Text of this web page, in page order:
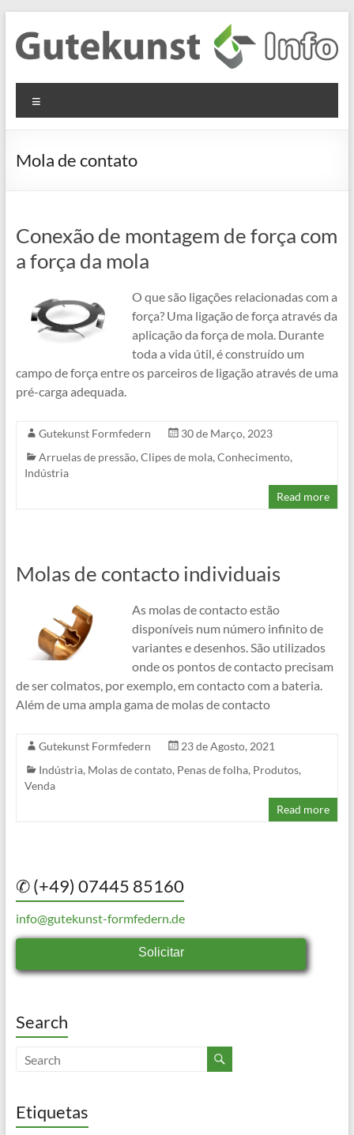
content
Gutekunst
Formfedern
GmbH
Informationen
Flachmaterial
Mola de contato
Conexão de montagem de força com
a força da mola
O que são ligações relacionadas com a
força? Uma ligação de força através da
aplicação da força de mola. Durante
toda a vida útil, é construído um
campo de força entre os parceiros de ligação através de uma
pré-carga adequada.
Gutekunst Formfedern
30 de Março, 2023
Arruelas de pressão, Clipes de mola, Conhecimento,
Indústria
Read more
Molas de contacto individuais
As molas de contacto estão
disponíveis num número infinito de
variantes e desenhos. São utilizados
onde os pontos de contacto precisam
de ser colmatos, por exemplo, em contacto com a bateria.
Além de uma ampla gama de molas de contacto
Gutekunst Formfedern
23 de Agosto, 2021
Indústria, Molas de contato, Penas de folha, Produtos,
Venda
Read more
✆ (+49) 07445 85160
info@gutekunst-formfedern.de
Solicitar
Search
Etiquetas